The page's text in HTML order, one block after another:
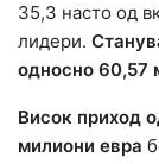
35,3 насто од
лидери.
односно 60,57
Висок приход
милиони евра